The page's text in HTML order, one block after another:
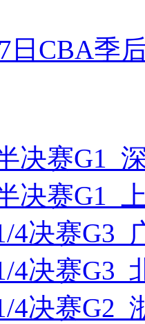
日CBA季
决赛G1
决赛G1
4决赛G3
4决赛G3
4决赛G2